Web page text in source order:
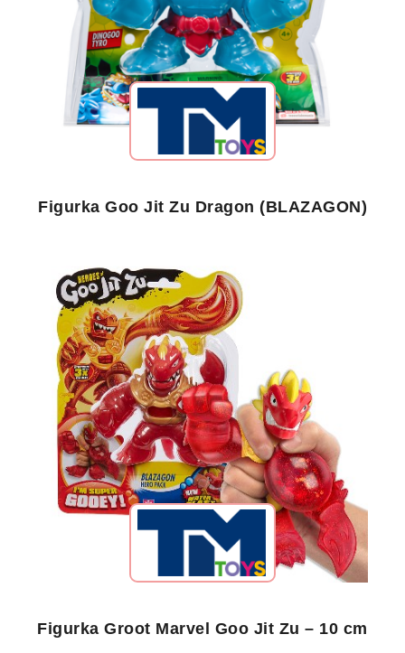
Figurka Goo Jit Zu Dragon (BLAZAGON)
Figurka Groot Marvel Goo Jit Zu – 10 cm